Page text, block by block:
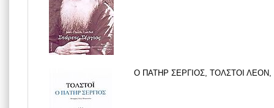
Ο ΠΑΤΗΡ ΣΕΡΓΙΟΣ, ΤΟΛΣΤΟΙ ΛΕΟΝ,